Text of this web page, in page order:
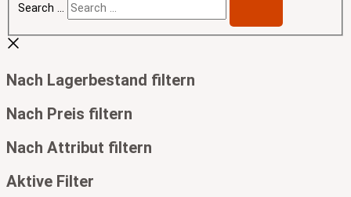
Search …
Nach Lagerbestand filtern
Nach Preis filtern
Nach Attribut filtern
Aktive Filter